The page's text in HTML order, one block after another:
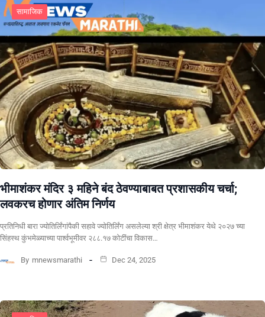
सामाजिक
भीमाशंकर मंदिर ३ महिने बंद ठेवण्याबाबत प्रशासकीय चर्चा;
लवकरच होणार अंतिम निर्णय
प्रतिनिधी बारा ज्योतिर्लिंगांपैकी सहावे ज्योतिर्लिंग असलेल्या श्री क्षेत्र भीमाशंकर येथे २०२७ च्या
सिंहस्थ कुंभमेळ्याच्या पार्श्वभूमीवर २८८.१७ कोटींचा विकास…
By mnewsmarathi Dec 24, 2025